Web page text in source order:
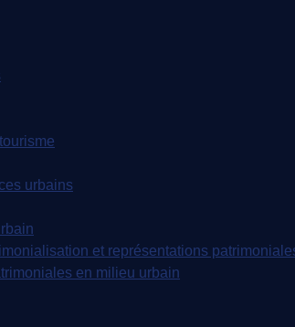
urbains
et représentations
en milieu urbain